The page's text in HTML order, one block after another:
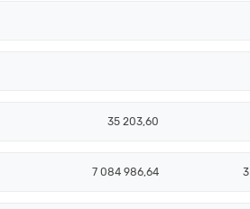
35 203,60
7 084 986,64